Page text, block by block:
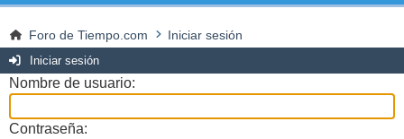
Foro de Tiempo.com Iniciar sesión
Iniciar sesión
Nombre de usuario:
Contraseña: